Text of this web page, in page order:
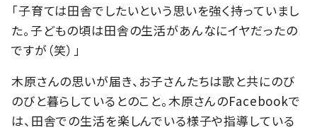
「子育ては田舎でしたいという思いを強く持っていまし
た。子どもの頃は田舎の生活があんなにイヤだったの
ですが（笑）」
木原さんの思いが届き、お子さんたちは歌と共にのび
のびと暮らしているとのこと。木原さんのFacebookで
は、田舎での生活を楽しんでいる様子や指導している